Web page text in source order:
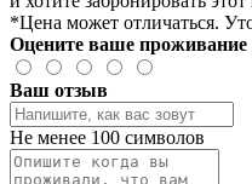
*Цена может отличаться.
Оцените ваше проживание
Ваш отзыв
Не менее 100 символов